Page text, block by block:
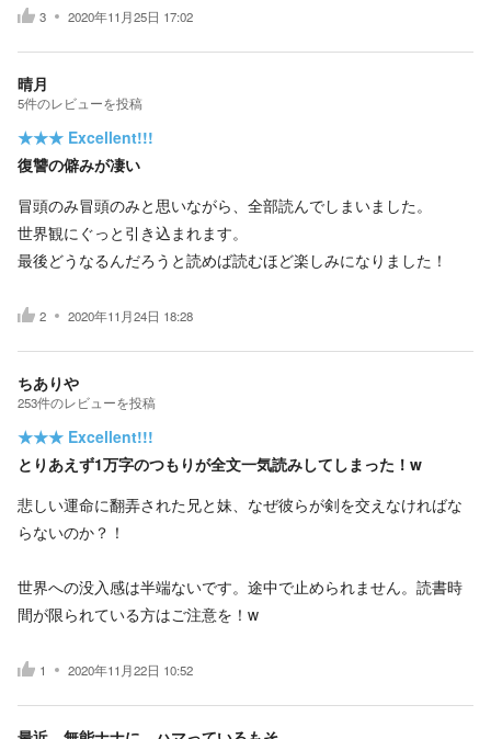
3 2020年11月25日 17:02
晴月
5件のレビューを投稿
★★★ Excellent!!!
復讐の僻みが凄い
冒頭のみ冒頭のみと思いながら、全部読んでしまいました。
世界観にぐっと引き込まれます。
最後どうなるんだろうと読めば読むほど楽しみになりました！
2 2020年11月24日 18:28
ちありや
253件のレビューを投稿
★★★ Excellent!!!
とりあえず1万字のつもりが全文一気読みしてしまった！w
悲しい運命に翻弄された兄と妹、なぜ彼らが剣を交えなければな
らないのか？！
世界への没入感は半端ないです。途中で止められません。読書時
間が限られている方はご注意を！w
1 2020年11月22日 10:52